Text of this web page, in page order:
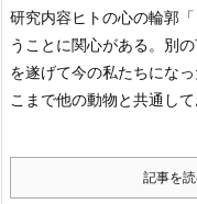
研究内容ヒトの心の輪郭
うことに関心がある。別
を遂げて今の私たちにな
こまで他の動物と共通し
記事を